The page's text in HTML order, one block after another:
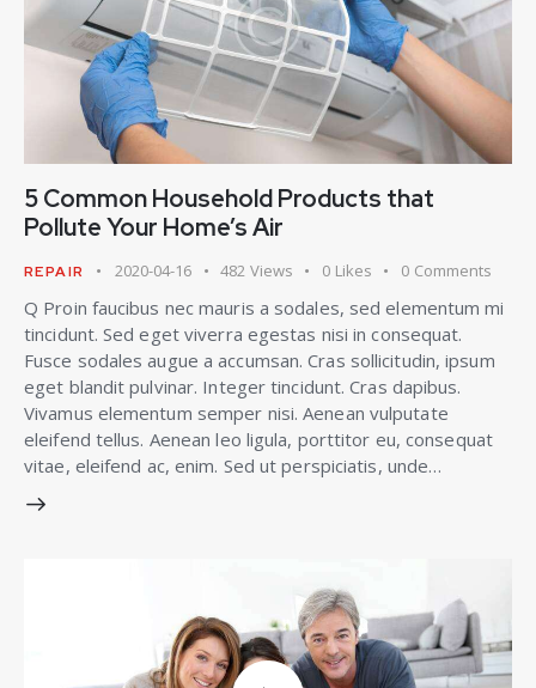
5 Common Household Products that
Pollute Your Home’s Air
REPAIR 2020-04-16 482 Views 0 Likes 0 Comments
Q Proin faucibus nec mauris a sodales, sed elementum mi
tincidunt. Sed eget viverra egestas nisi in consequat.
Fusce sodales augue a accumsan. Cras sollicitudin, ipsum
eget blandit pulvinar. Integer tincidunt. Cras dapibus.
Vivamus elementum semper nisi. Aenean vulputate
eleifend tellus. Aenean leo ligula, porttitor eu, consequat
vitae, eleifend ac, enim. Sed ut perspiciatis, unde…